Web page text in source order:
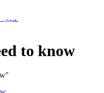
میں
to know